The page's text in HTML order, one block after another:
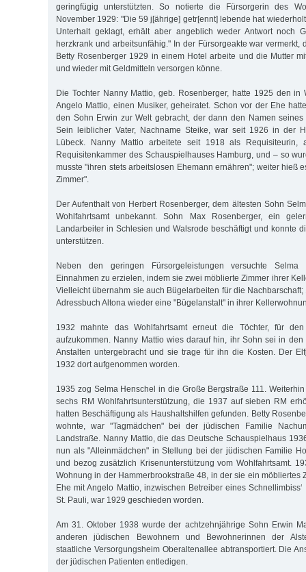
geringfügig unterstützten. So notierte die Fürsorgerin des
November 1929: "Die 59 j[ährige] getr[ennt] lebende hat
Unterhalt geklagt, erhält aber angeblich weder Antwort noch
herzkrank und arbeitsunfähig." In der Fürsorgeakte war vermerkt,
Betty Rosenberger 1929 in einem Hotel arbeite und die Mutter
und wieder mit Geldmitteln versorgen könne.
Die Tochter Nanny Mattio, geb. Rosenberger, hatte 1925 den in
Angelo Mattio, einen Musiker, geheiratet. Schon vor der Ehe
den Sohn Erwin zur Welt gebracht, der dann den Namen seines
Sein leiblicher Vater, Nachname Steike, war seit 1926 in der
Lübeck. Nanny Mattio arbeitete seit 1918 als Requisiteurin,
Requisitenkammer des Schauspielhauses Hamburg, und – so
musste "ihren stets arbeitslosen Ehemann ernähren"; weiter hieß
Zimmer".
Der Aufenthalt von Herbert Rosenberger, dem ältesten Sohn
Wohlfahrtsamt unbekannt. Sohn Max Rosenberger, ein
Landarbeiter in Schlesien und Walsrode beschäftigt und konnte
unterstützen.
Neben den geringen Fürsorgeleistungen versuchte Selma
Einnahmen zu erzielen, indem sie zwei möblierte Zimmer ihrer
Vielleicht übernahm sie auch Bügelarbeiten für die
Adressbuch Altona wieder eine "Bügelanstalt" in ihrer
1932 mahnte das Wohlfahrtsamt erneut die Töchter, für
aufzukommen. Nanny Mattio wies darauf hin, ihr Sohn sei in den
Anstalten untergebracht und sie trage für ihn die Kosten. Der
1932 dort aufgenommen worden.
1935 zog Selma Henschel in die Große Bergstraße 111.
sechs RM Wohlfahrtsunterstützung, die 1937 auf sieben RM
hatten Beschäftigung als Haushaltshilfen gefunden. Betty
wohnte, war "Tagmädchen" bei der jüdischen Familie
Landstraße. Nanny Mattio, die das Deutsche Schauspielhaus
nun als "Alleinmädchen" in Stellung bei der jüdischen Familie
und bezog zusätzlich Krisenunterstützung vom Wohlfahrtsamt.
Wohnung in der Hammerbrookstraße 48, in der sie ein möbliertes
Ehe mit Angelo Mattio, inzwischen Betreiber eines
St. Pauli, war 1929 geschieden worden.
Am 31. Oktober 1938 wurde der achtzehnjährige Sohn Erwin
anderen jüdischen Bewohnern und Bewohnerinnen der
staatliche Versorgungsheim Oberaltenallee abtransportiert. Die
der jüdischen Patienten entledigen.